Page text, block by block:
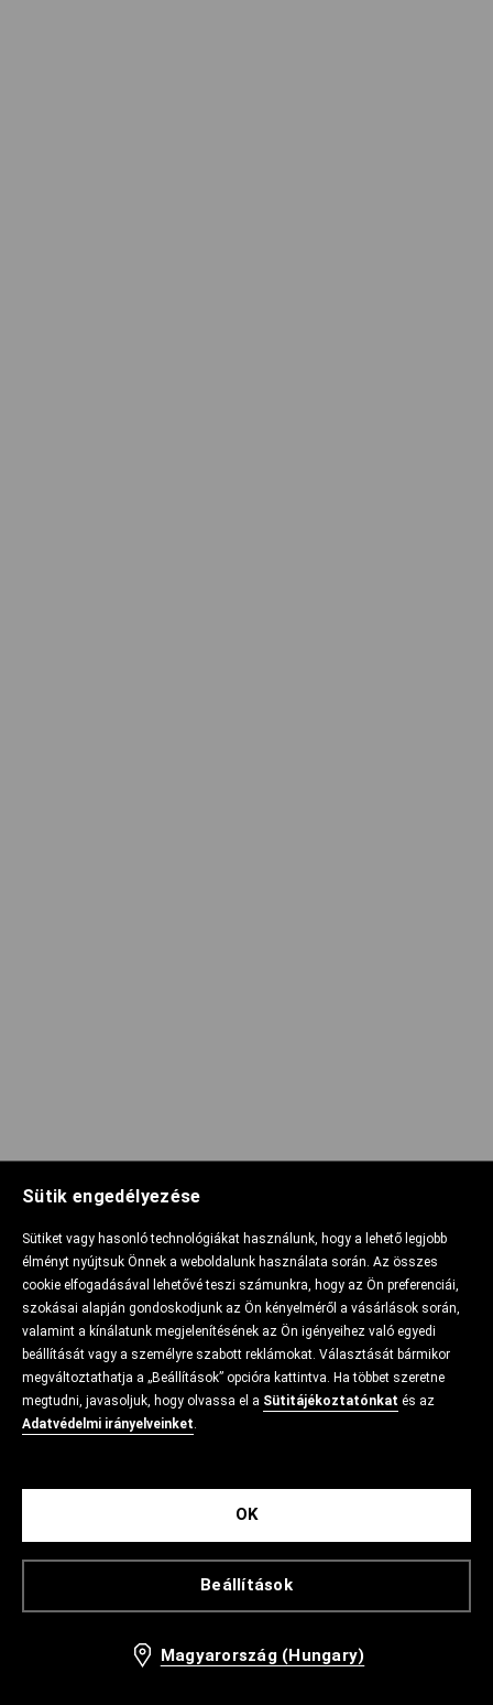
Sütik engedélyezése
Sütiket vagy hasonló technológiákat használunk, hogy a lehető legjobb
élményt nyújtsuk Önnek a weboldalunk használata során. Az összes
cookie elfogadásával lehetővé teszi számunkra, hogy az Ön preferenciái,
szokásai alapján gondoskodjunk az Ön kényelméről a vásárlások során,
valamint a kínálatunk megjelenítésének az Ön igényeihez való egyedi
beállítását vagy a személyre szabott reklámokat. Választását bármikor
megváltoztathatja a „Beállítások” opcióra kattintva. Ha többet szeretne
megtudni, javasoljuk, hogy olvassa el a Sütitájékoztatónkat és az
Adatvédelmi irányelveinket.
Beállítások
OK
Magyarország (Hungary)